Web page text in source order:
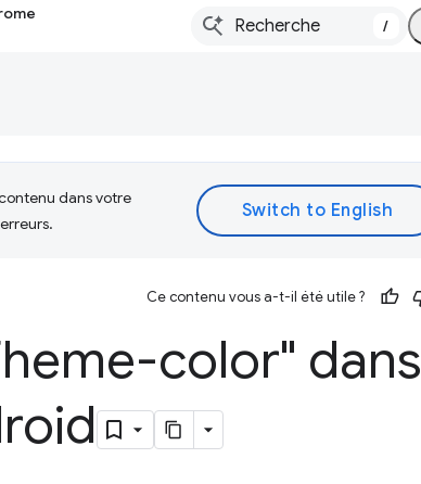
/
dans votre
Ce contenu vous a-t-il été utile ?
color" dans